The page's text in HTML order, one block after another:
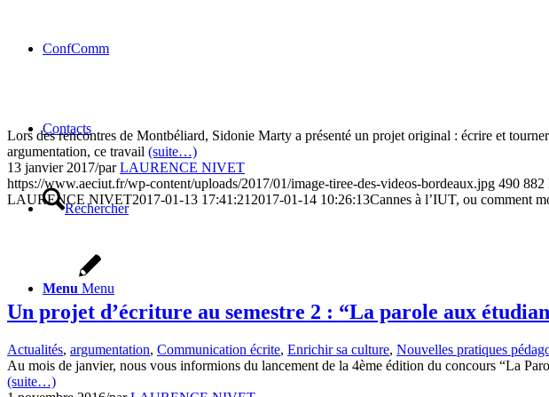
ConfComm
Contacts
Rechercher
Menu Menu
Lors des rencontres de Montbéliard, Sidonie Marty a présenté un projet original : écrire et
argumentation, ce travail (suite…)
13 janvier 2017/parLAURENCE NIVET
https://www.aeciut.fr/wp-content/uploads/2017/01/image-tiree-des-videos-bordeaux.jpg 490 882
LAURENCE NIVET2017-01-13 17:41:21 2017-01-14 10:26:13Cannes à l’IUT, ou comment
Un projet d’écriture au semestre 2 : “La parole aux
Actualités, argumentation, Communication écrite, Enrichir sa culture, Nouvelles pratiques
Au mois de janvier, nous vous informions du lancement de la 4ème édition du concours “La
(suite…)